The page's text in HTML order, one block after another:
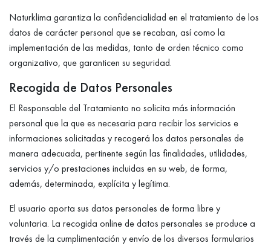
Naturklima garantiza la confidencialidad en el tratamiento de los
datos de carácter personal que se recaban, así como la
implementación de las medidas, tanto de orden técnico como
organizativo, que garanticen su seguridad.
Recogida de Datos Personales
El Responsable del Tratamiento no solicita más información
personal que la que es necesaria para recibir los servicios e
informaciones solicitadas y recogerá los datos personales de
manera adecuada, pertinente según las finalidades, utilidades,
servicios y/o prestaciones incluidas en su web, de forma,
además, determinada, explícita y legítima.
El usuario aporta sus datos personales de forma libre y
voluntaria. La recogida online de datos personales se produce a
través de la cumplimentación y envío de los diversos formularios